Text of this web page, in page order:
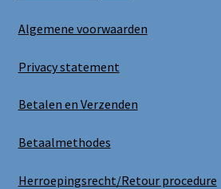
Algemene voorwaarden
Privacy statement
Betalen en Verzenden
Betaalmethodes
Herroepingsrecht/Retour procedure